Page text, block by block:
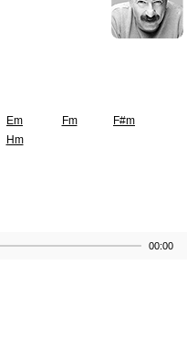
Em Fm
F#m
Hm
00:00